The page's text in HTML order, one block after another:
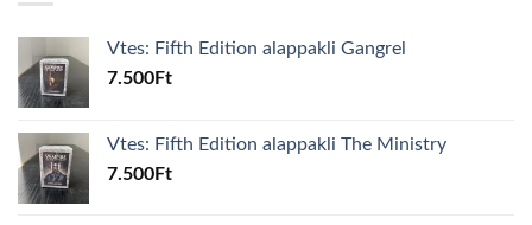
Vtes: Fifth Edition alappakli Gangrel
7.500Ft
Vtes: Fifth Edition alappakli The Ministry
7.500Ft